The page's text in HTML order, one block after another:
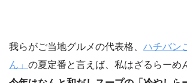
我らがご当地グルメの代表格、 ハチバン
ん」 の夏定番と言えば、私はざるらーめ